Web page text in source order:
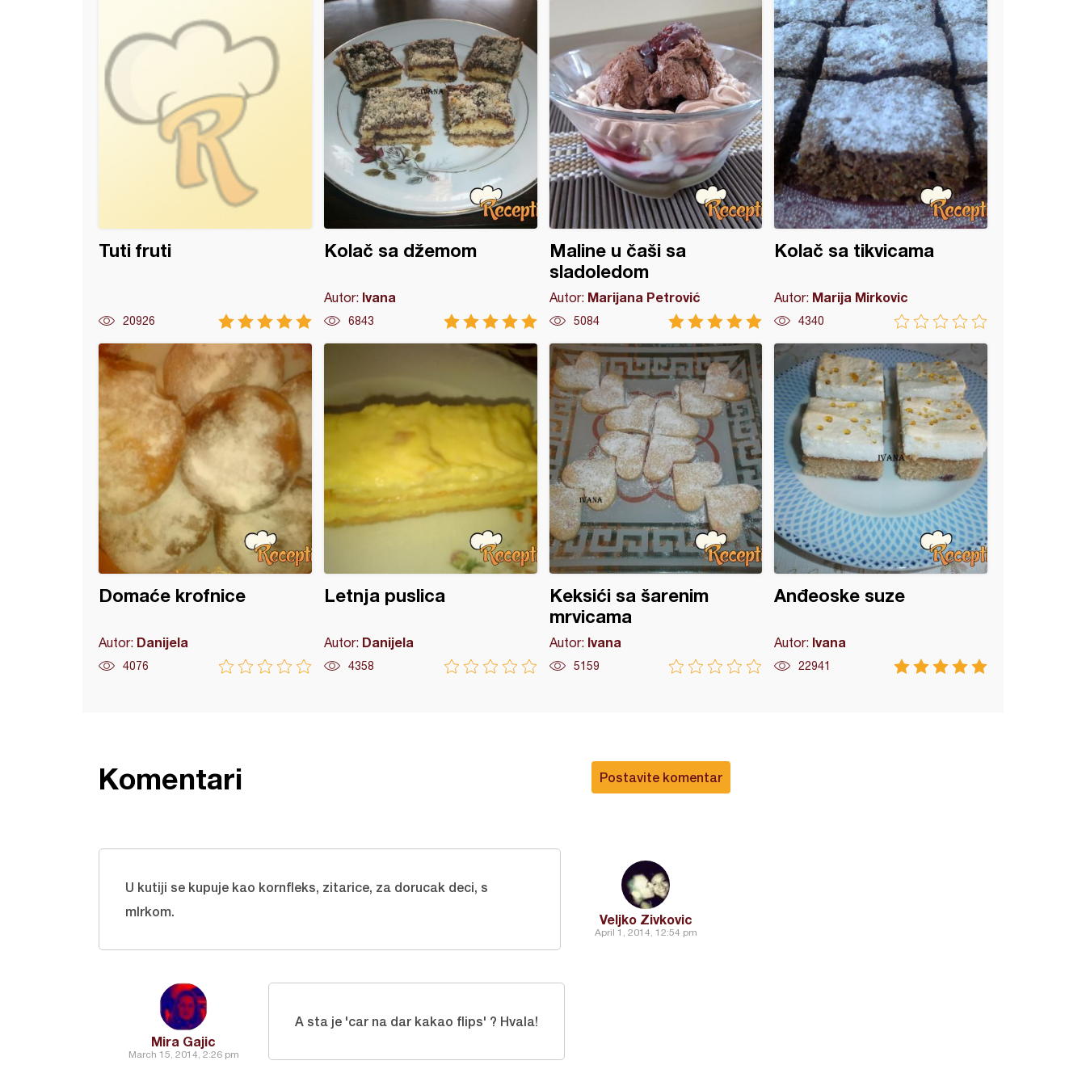
Tuti fruti
20926
Kolač sa džemom
Autor: Ivana
6843
Maline u čaši sa
sladoledom
Autor: Marijana Petrović
5084
Kolač sa tikvicama
Autor: Marija Mirkovic
4340
Domaće krofnice
Autor: Danijela
4076
Letnja puslica
Autor: Danijela
4358
Keksići sa šarenim
mrvicama
Autor: Ivana
5159
Anđeoske suze
Autor: Ivana
22941
Postavite komentar
Komentari
Veljko Zivkovic
April 1, 2014, 12:54 pm
U kutiji se kupuje kao kornfleks, zitarice, za dorucak deci, s
mlrkom.
Mira Gajic
March 15, 2014, 2:26 pm
A sta je 'car na dar kakao flips' ? Hvala!